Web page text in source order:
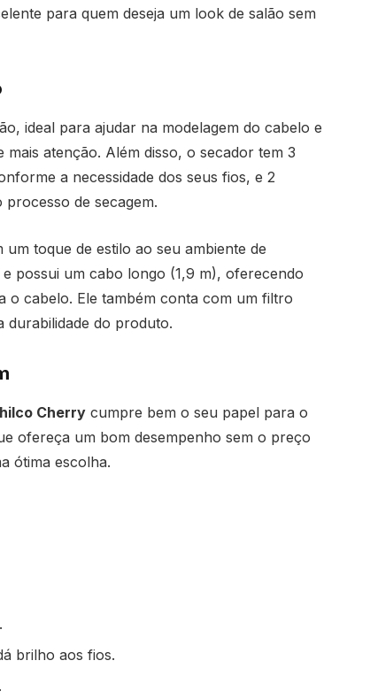
para quem deseja um look de salão sem
ideal para ajudar na modelagem do cabelo e
atenção. Além disso, o secador tem 3
a necessidade dos seus fios, e 2
de secagem.
toque de estilo ao seu ambiente de
possui um cabo longo (1,9 m), oferecendo
o cabelo. Ele também conta com um filtro
durabilidade do produto.
Cherrycumpre bem o seu papel para o
ofereça um bom desempenho sem o preço
ótima escolha.
brilho aos fios.